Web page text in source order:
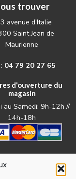
trouver
avenue d'Italie
Saint Jean de
Maurienne
04 79 20 27 65
d'ouverture du
magasin
au Samedi: 9h-12h //
14h-18h